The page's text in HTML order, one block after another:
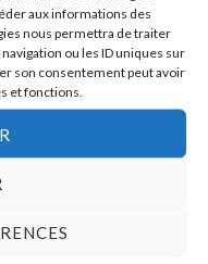
aux informations des
nous permettra de traiter
ou les ID uniques sur
son consentement peut avoir
et fonctions.